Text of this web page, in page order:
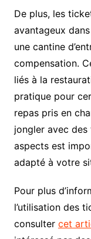
De plus, les
avantageux
une cantine
compensation.
liés à la
pratique pour
repas pris en
jongler avec
aspects est
adapté à votre
Pour plus
l’utilisation des
consulter cet